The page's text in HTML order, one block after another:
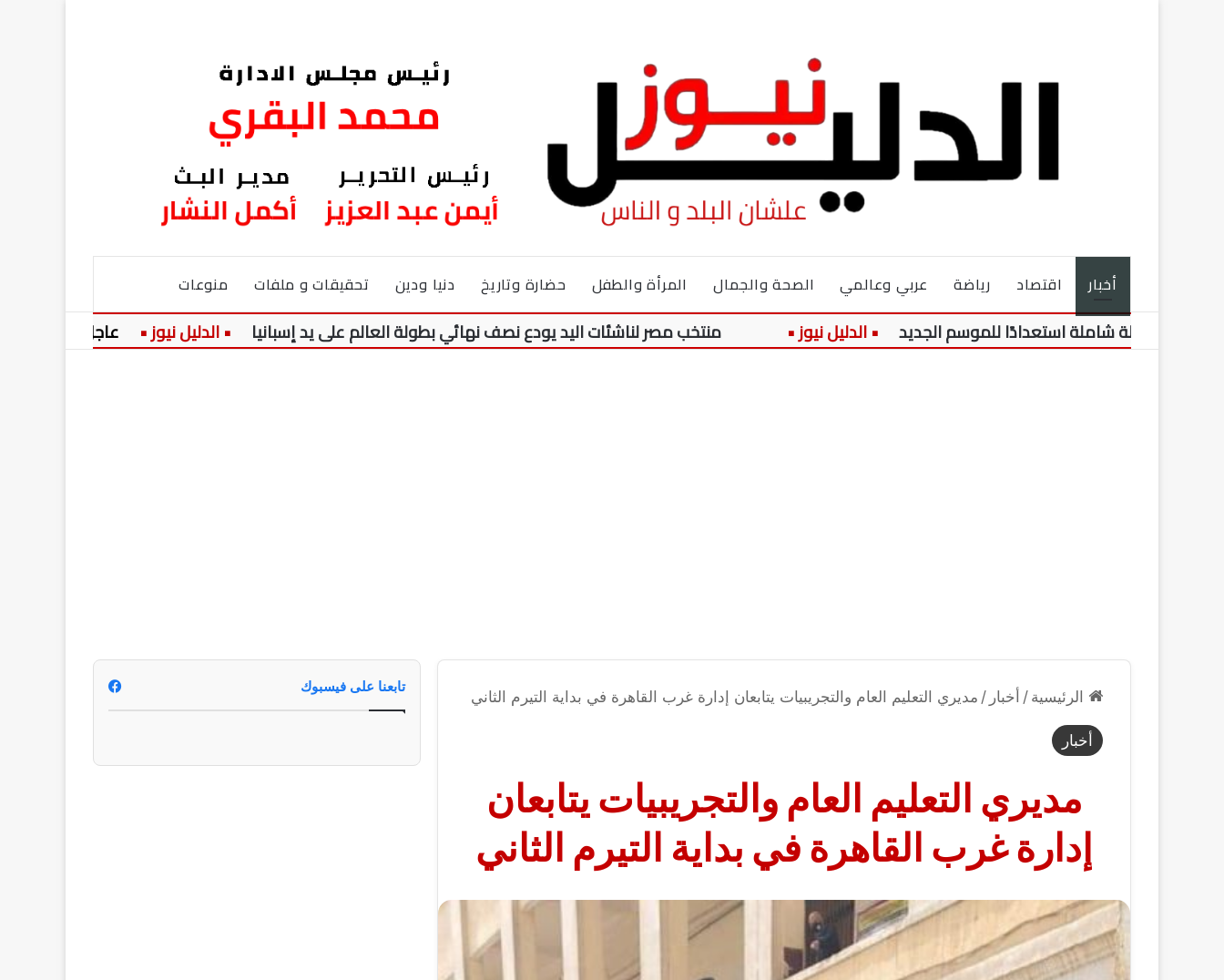
أخبار اقتصاد رياضة عربي وعالمي الصحة والجمال المرأة والطفل حضارة وتاريخ دنيا ودين تحقيقات و ملفات منوعات
شاملة استعدادًا للموسم الجديد منتخب مصر لناشئات اليد يودع نصف نهائي بطولة العالم على يد إسبانيا عاجل: ارتفاع في أسعار
الرئيسية / أخبار / مديري التعليم العام والتجريبيات يتابعان إدارة غرب القاهرة في بداية التيرم الثاني
أخبار
مديري التعليم العام والتجريبيات يتابعان
إدارة غرب القاهرة في بداية التيرم الثاني
تابعنا على فيسبوك